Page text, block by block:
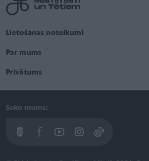
Lietošanas noteikumi
Par mums
Privātums
Seko mums: